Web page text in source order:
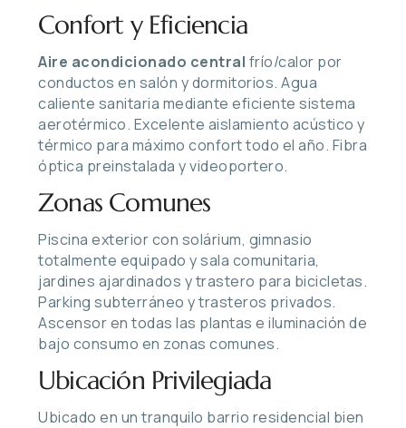
Confort y Eficiencia
Aire acondicionado central frío/calor por
conductos en salón y dormitorios. Agua
caliente sanitaria mediante eficiente sistema
aerotérmico. Excelente aislamiento acústico y
térmico para máximo confort todo el año. Fibra
óptica preinstalada y videoportero.
Zonas Comunes
Piscina exterior con solárium, gimnasio
totalmente equipado y sala comunitaria,
jardines ajardinados y trastero para bicicletas.
Parking subterráneo y trasteros privados.
Ascensor en todas las plantas e iluminación de
bajo consumo en zonas comunes.
Ubicación Privilegiada
Ubicado en un tranquilo barrio residencial bien